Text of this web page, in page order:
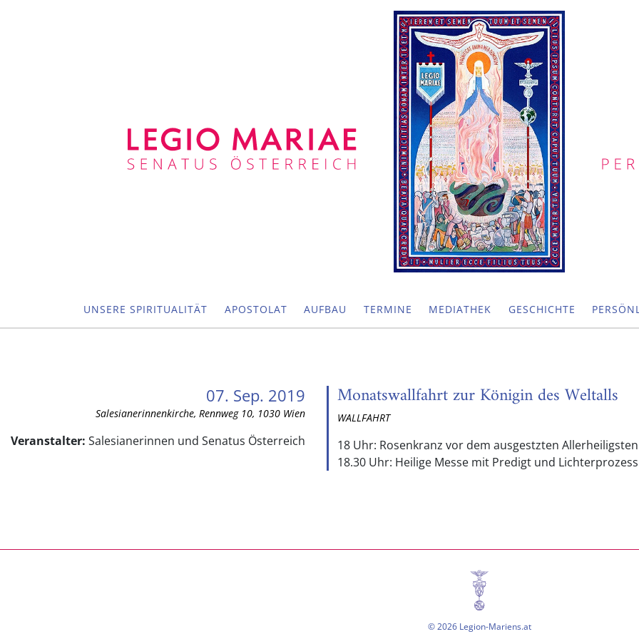
UNSERE SPIRITUALITÄT APOSTOLAT AUFBAU TERMINE MEDIATHEK GESCHICHTE
07. Sep. 2019
Salesianerinnenkirche, Rennweg 10, 1030 Wien
Veranstalter: Salesianerinnen und Senatus Österreich
Monatswallfahrt zur Königin des Weltalls
WALLFAHRT
18 Uhr: Rosenkranz vor dem ausgestzten Allerheiligsten
18.30 Uhr: Heilige Messe mit Predigt und
© 2026 Legion-Mariens.at